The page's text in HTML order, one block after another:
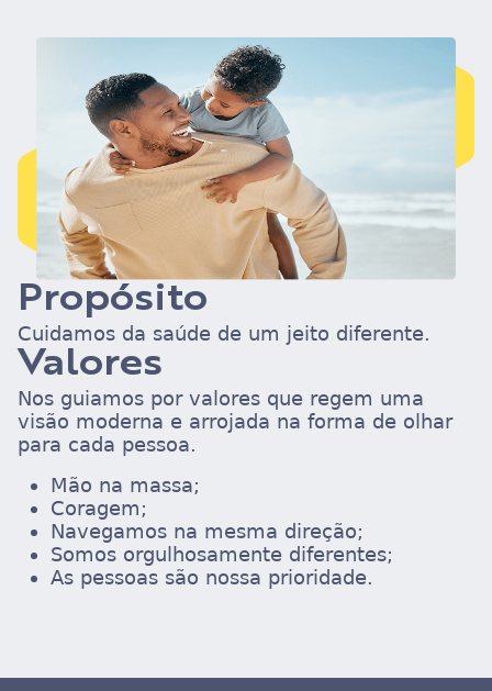
Propósito
Cuidamos da saúde de um jeito diferente.
Valores
Nos guiamos por valores que regem uma
visão moderna e arrojada na forma de olhar
para cada pessoa.
Mão na massa;
Coragem;
Navegamos na mesma direção;
Somos orgulhosamente diferentes;
As pessoas são nossa prioridade.